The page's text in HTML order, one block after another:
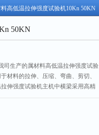
高低温拉伸强度试验机10Kn 50KN
50KN
司生产的属材料高低温拉伸强度试验
材料的拉伸、压缩、弯曲、剪切、
伸强度试验机主机中横梁采用高精
运动特性。的夹具工装、载荷力传
客户所有需求。